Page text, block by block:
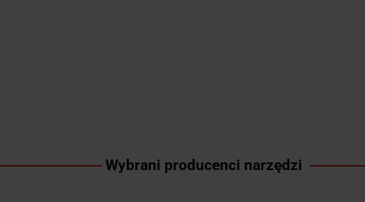
Wybrani producenci narzędzi